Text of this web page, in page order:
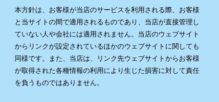
本方針は、お客様が当店のサービスを利用される際、お客様
と当サイトの間で適用されるものであり、当店が直接管理し
ていない人や会社には適用されません。当店のウェブサイト
からリンクが設定されているほかのウェブサイトに関しても
同様です。また、当店は、リンク先ウェブサイトからお客様
が取得された各種情報の利用により生じた損害に対して責任
を負うものではありません。